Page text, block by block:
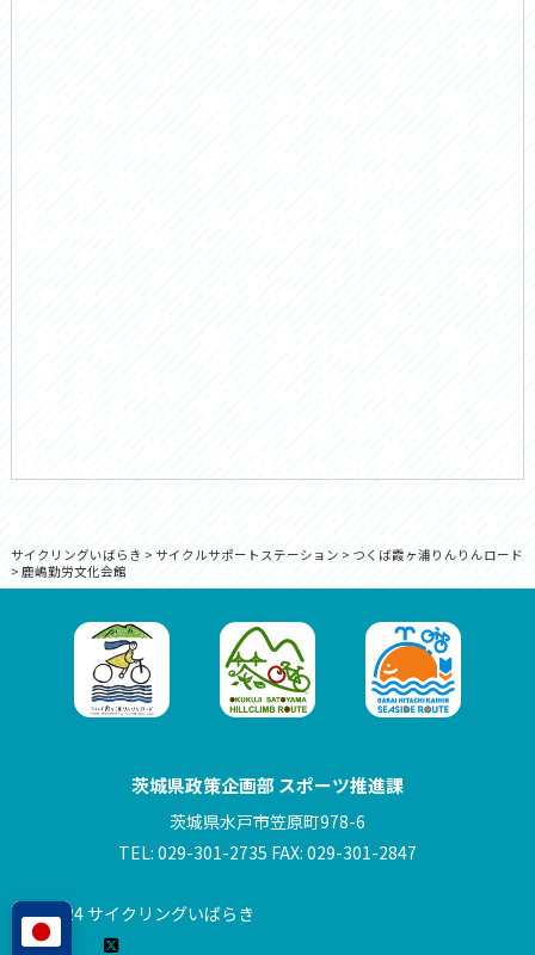
サイクリングいばらき > サイクルサポートステーション > つくば霞ヶ浦りんりんロード
> 鹿嶋勤労文化会館
茨城県政策企画部 スポーツ推進課
茨城県水戸市笠原町978-6
TEL: 029-301-2735 FAX: 029-301-2847
© 2024 サイクリングいばらき